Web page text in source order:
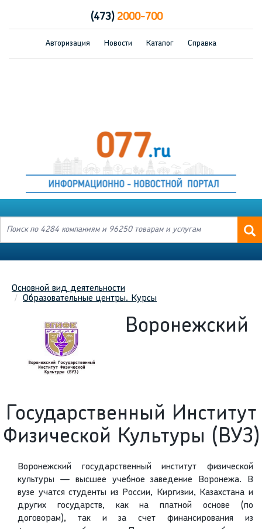
(473)2000-700
Авторизация Новости Каталог Справка
Основной вид деятельности
Образовательные центры. Курсы
Воронежский
Государственный Институт
Физической Культуры (ВУЗ)
Воронежский государственный институт физической
культуры — высшее учебное заведение Воронежа. В
вузе учатся студенты из России, Киргизии, Казахстана и
других государств, как на платной основе (по
договорам), так и за счет финансирования из